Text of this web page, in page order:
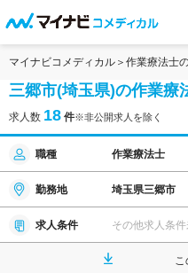
マイナビコメディカル 作業療法士
三郷市(埼玉県)の作業療
求人数 18 件※非公開求人を除く
職種 作業療法士
勤務地 埼玉県三郷市
求人条件 その他求人条
こ